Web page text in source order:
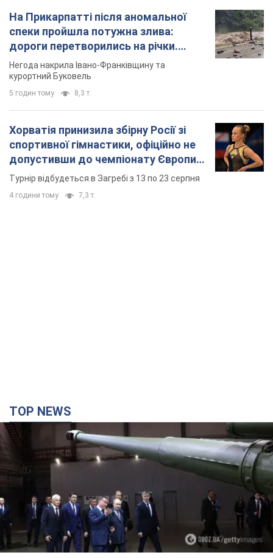
На Прикарпатті після аномальної
спеки пройшла потужна злива:
дороги перетворились на річки.
Відео
Негода накрила Івано-Франківщину та
курортний Буковель
5 годин тому 8,3 т.
Хорватія принизила збірну Росії зі
спортивної гімнастики, офіційно не
допустивши до чемпіонату Європи
основних спортсменів
Турнір відбудеться в Загребі з 13 по 23 серпня
4 години тому 7,3 т.
TOP NEWS